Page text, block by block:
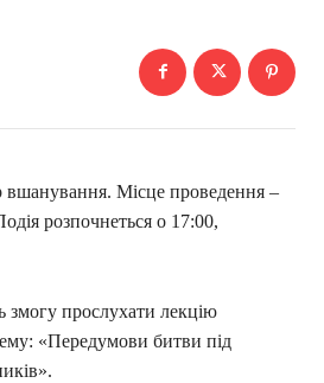
вшанування. Місце проведення –
розпочнеться о 17:00,
змогу прослухати лекцію
«Передумови битви під